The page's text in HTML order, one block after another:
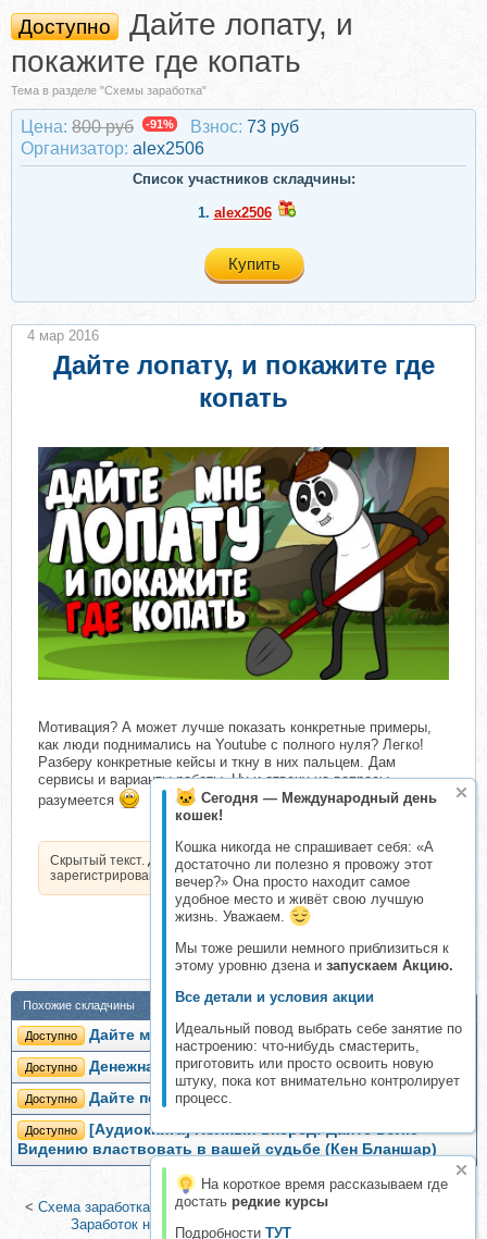
Сегодня — Международный день
кошек!
Кошка никогда не спрашивает себя: «А
достаточно ли полезно я провожу этот
вечер?» Она просто находит самое
удобное место и живёт свою лучшую
жизнь. Уважаем.
Мы тоже решили немного приблизиться к
этому уровню дзена и запускаем Акцию.
Все детали и условия акции
Идеальный повод выбрать себе занятие по
настроению: что-нибудь смастерить,
приготовить или просто освоить новую
штуку, пока кот внимательно контролирует
процесс.
На короткое время рассказываем где
достать редкие курсы
Подробности ТУТ
Доступно
Дайте лопату, и
покажите где копать
Тема в разделе "Схемы заработка"
Цена: 800 руб -91% Взнос: 73 руб
Организатор: alex2506
Список участников складчины:
1. alex2506
Купить
Дайте лопату, и покажите где
копать
Мотивация? А может лучше показать конкретные примеры,
как люди поднимались на Youtube с полного нуля? Легко!
Разберу конкретные кейсы и ткну в них пальцем. Дам
сервисы и варианты работы. Ну и отвечу на вопросы,
разумеется
Скрытый текст. Доступен только
зарегистрированным пользователям.
4 мар 2016
Похожие складчины
Доступно Дайте мне обезьяну (Сергей Носов)
Доступно Денежная лопата (Павел Зыгмантович)
Доступно Дайте подчиненному полномочия (Дидье Нуайе)
Доступно
[Аудиокнига] Полный вперед! Дайте волю
Видению властвовать в вашей судьбе (Кен Бланшар)
< Схема заработка с большим спросом на создаваемый продукт
Заработок на отправке заявок ! (Алексей Астахов)